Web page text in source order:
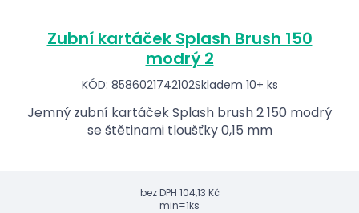
Zubní kartáček Splash Brush 150
modrý 2
KÓD: 8586021742102Skladem 10+ ks
Jemný zubní kartáček Splash brush 2 150 modrý
se štětinami tloušťky 0,15 mm
bez DPH 104,13 Kč
min=1ks